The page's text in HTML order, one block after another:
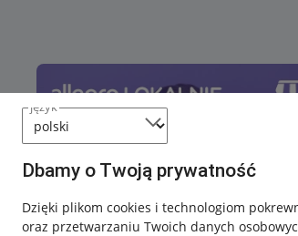
język
Dbamy o Twoją prywatność
Dzięki plikom cookies i technologiom
oraz przetwarzaniu Twoich danych